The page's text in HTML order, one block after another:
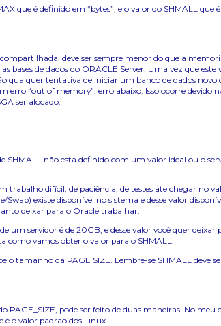
que é definido em “bytes”, e o valor do SHMALL que
deve ser sempre menor do que a
bases de dados do ORACLE Server. Uma vez que este
qualquer tentativa de iniciar um banco de dados novo
erro “out of memory”, erro abaixo. Isso ocorre devido
ser alocado.
SHMALL não esta definido com um valor ideal ou o
trabalho difícil, de paciência, de testes ate chegar no
existe disponível no sistema e desse valor
deixar para o Oracle trabalhar.
um servidor é de 20GB, e desse valor você quer
como vamos obter o valor para o SHMALL.
tamanho da PAGE SIZE. Lembre-se SHMALL deve
pode ser feito de duas maneiras. No meu
é o valor padrão dos Linux.